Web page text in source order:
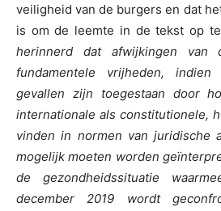
veiligheid van de burgers en dat
is om de leemte in de tekst op
herinnerd dat afwijkingen van
fundamentele vrijheden,
gevallen zijn toegestaan door
internationale als constitutionele,
vinden in normen van juridische
mogelijk moeten worden
de gezondheidssituatie
december 2019 wordt